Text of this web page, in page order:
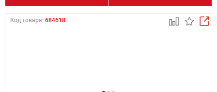
Код товара: 684618